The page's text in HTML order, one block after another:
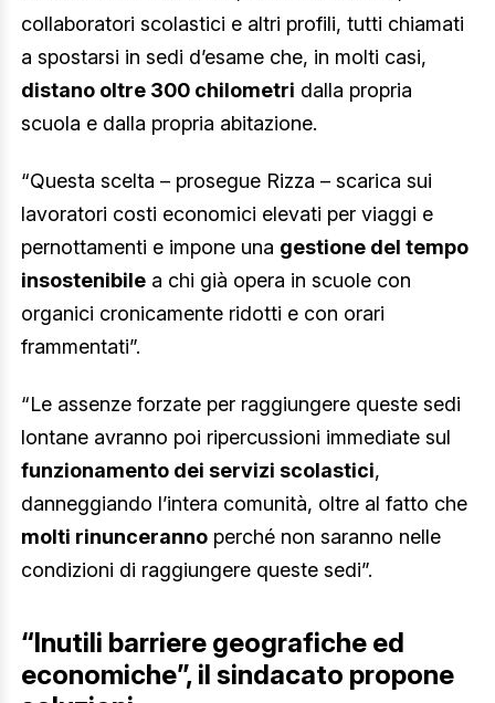
collaboratori scolastici e altri profili, tutti chiamati
a spostarsi in sedi d’esame che, in molti casi,
distano oltre 300 chilometri dalla propria
scuola e dalla propria abitazione.
“Questa scelta – prosegue Rizza – scarica sui
lavoratori costi economici elevati per viaggi e
pernottamenti e impone una gestione del tempo
insostenibile a chi già opera in scuole con
organici cronicamente ridotti e con orari
frammentati”.
“Le assenze forzate per raggiungere queste sedi
lontane avranno poi ripercussioni immediate sul
funzionamento dei servizi scolastici,
danneggiando l’intera comunità, oltre al fatto che
molti rinunceranno perché non saranno nelle
condizioni di raggiungere queste sedi”.
“Inutili barriere geografiche ed
economiche”, il sindacato propone